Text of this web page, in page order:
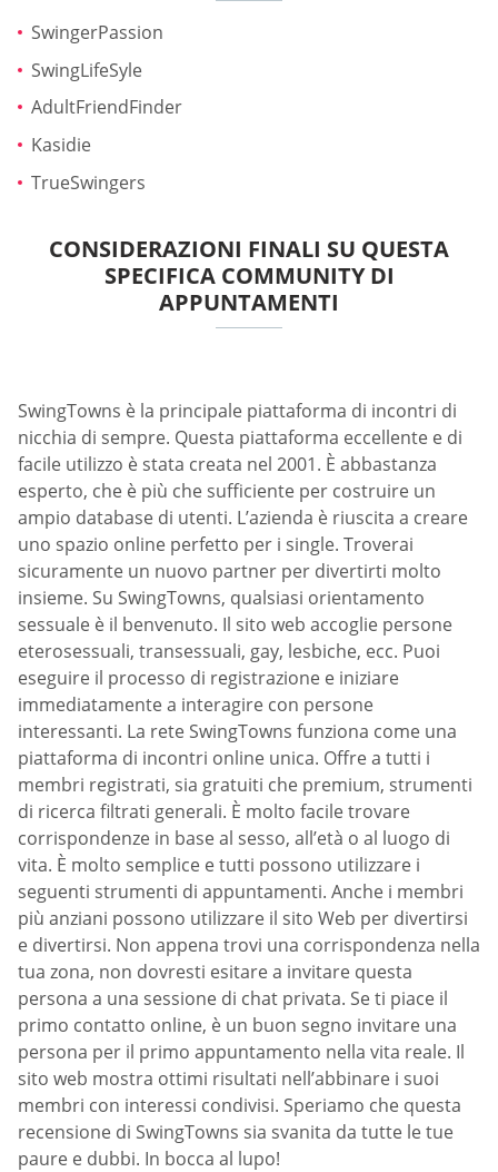
SwingerPassion
SwingLifeSyle
AdultFriendFinder
Kasidie
TrueSwingers
CONSIDERAZIONI FINALI SU QUESTA
SPECIFICA COMMUNITY DI
APPUNTAMENTI
SwingTowns è la principale piattaforma di incontri di
nicchia di sempre. Questa piattaforma eccellente e di
facile utilizzo è stata creata nel 2001. È abbastanza
esperto, che è più che sufficiente per costruire un
ampio database di utenti. L’azienda è riuscita a creare
uno spazio online perfetto per i single. Troverai
sicuramente un nuovo partner per divertirti molto
insieme. Su SwingTowns, qualsiasi orientamento
sessuale è il benvenuto. Il sito web accoglie persone
eterosessuali, transessuali, gay, lesbiche, ecc. Puoi
eseguire il processo di registrazione e iniziare
immediatamente a interagire con persone
interessanti. La rete SwingTowns funziona come una
piattaforma di incontri online unica. Offre a tutti i
membri registrati, sia gratuiti che premium, strumenti
di ricerca filtrati generali. È molto facile trovare
corrispondenze in base al sesso, all’età o al luogo di
vita. È molto semplice e tutti possono utilizzare i
seguenti strumenti di appuntamenti. Anche i membri
più anziani possono utilizzare il sito Web per divertirsi
e divertirsi. Non appena trovi una corrispondenza nella
tua zona, non dovresti esitare a invitare questa
persona a una sessione di chat privata. Se ti piace il
primo contatto online, è un buon segno invitare una
persona per il primo appuntamento nella vita reale. Il
sito web mostra ottimi risultati nell’abbinare i suoi
membri con interessi condivisi. Speriamo che questa
recensione di SwingTowns sia svanita da tutte le tue
paure e dubbi. In bocca al lupo!